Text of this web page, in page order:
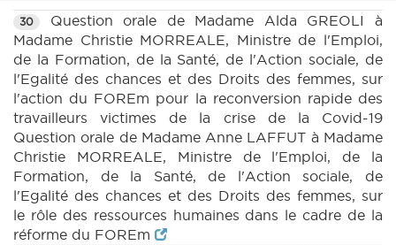
30
Question orale de Madame Alda GREOLI à
Madame Christie MORREALE, Ministre de l'Emploi,
de la Formation, de la Santé, de l'Action sociale, de
l'Egalité des chances et des Droits des femmes, sur
l'action du FOREm pour la reconversion rapide des
travailleurs victimes de la crise de la Covid-19
Question orale de Madame Anne LAFFUT à Madame
Christie MORREALE, Ministre de l'Emploi, de la
Formation, de la Santé, de l'Action sociale, de
l'Egalité des chances et des Droits des femmes, sur
le rôle des ressources humaines dans le cadre de la
réforme du FOREm